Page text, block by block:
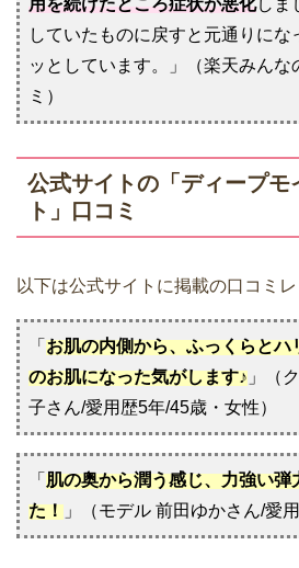
用を続けたところ症状が悪化しま
していたものに戻すと元通りにな
ッとしています。」（楽天みんな
ミ）
公式サイトの「ディープモ
ト」口コミ
以下は公式サイトに掲載の口コミレ
「 お肌の内側から、ふっくらとハ
のお肌になった気がします♪ 」（
子さん/愛用歴5年/45歳・女性）
「 肌の奥から潤う感じ、力強い弾
た！ 」（モデル 前田ゆかさん/愛